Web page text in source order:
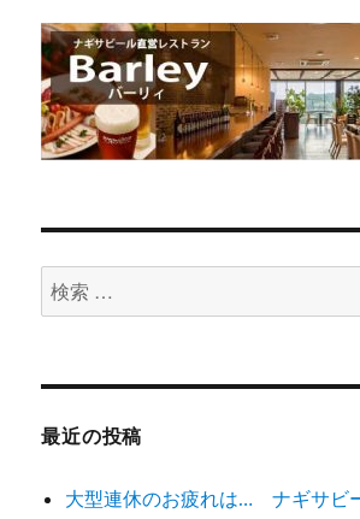
検
索
象:
最近の投稿
大型連休のお疲れは… ナギサビ